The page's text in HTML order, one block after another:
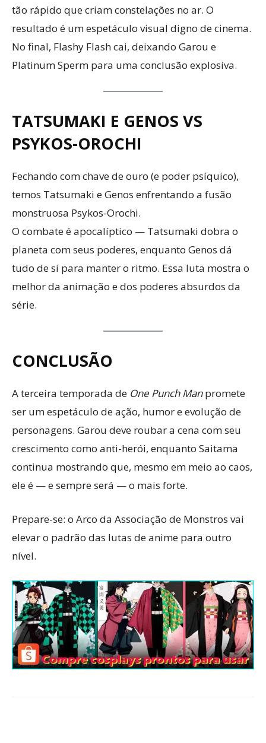
tão rápido que criam constelações no ar. O
resultado é um espetáculo visual digno de cinema.
No final, Flashy Flash cai, deixando Garou e
Platinum Sperm para uma conclusão explosiva.
TATSUMAKI E GENOS VS
PSYKOS-OROCHI
Fechando com chave de ouro (e poder psíquico),
temos Tatsumaki e Genos enfrentando a fusão
monstruosa Psykos-Orochi.
O combate é apocalíptico — Tatsumaki dobra o
planeta com seus poderes, enquanto Genos dá
tudo de si para manter o ritmo. Essa luta mostra o
melhor da animação e dos poderes absurdos da
série.
CONCLUSÃO
A terceira temporada de One Punch Manpromete
ser um espetáculo de ação, humor e evolução de
personagens. Garou deve roubar a cena com seu
crescimento como anti-herói, enquanto Saitama
continua mostrando que, mesmo em meio ao caos,
ele é — e sempre será — o mais forte.
Prepare-se: o Arco da Associação de Monstros vai
elevar o padrão das lutas de anime para outro
nível.